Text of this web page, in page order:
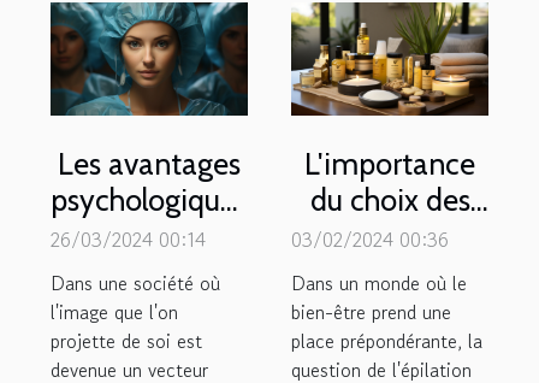
Les avantages
psychologiques
de la chirurgie
esthétique
pour la
confiance en
26/03/2024 00:14
Dans une société où
l'image que l'on
projette de soi est
devenue un vecteur
L'importance
du choix des
produits
d'épilation
pour un soin
de soi
03/02/2024 00:36
Dans un monde où le
bien-être prend une
place prépondérante, la
question de l'épilation